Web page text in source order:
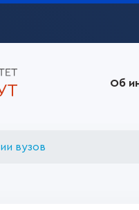
Об
вузов